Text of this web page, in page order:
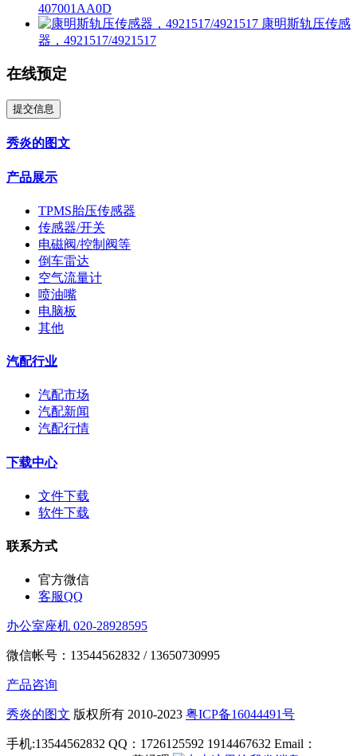
407001AA0D
康明斯轨压传感
器，4921517/4921517
在线预定
提交信息
秀炎的图文
产品展示
TPMS胎压传感器
传感器/开关
电磁阀/控制阀等
倒车雷达
空气流量计
喷油嘴
电脑板
其他
汽配行业
汽配市场
汽配新闻
汽配行情
下载中心
文件下载
软件下载
联系方式
官方微信
客服QQ
办公室座机 020-28928595
微信帐号：13544562832 / 13650730995
产品咨询
秀炎的图文 版权所有 2010-2023 粤ICP备16044491号
手机:13544562832 QQ：1726125592 1914467632 Email：